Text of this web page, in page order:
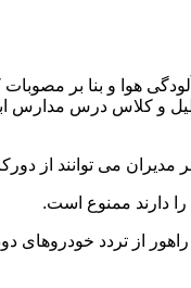
هوا و بنا بر
و کلاس درس مدارس
می توانند از
دارند ممنوع است.
از تردد خودروهای